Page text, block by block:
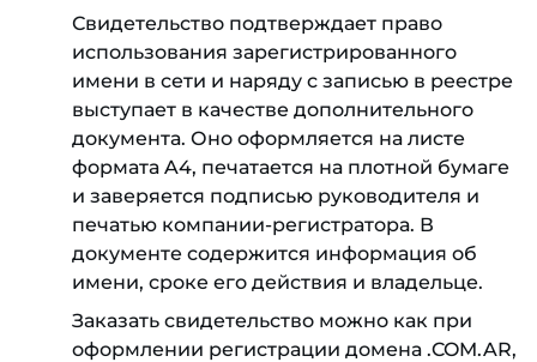
Свидетельство подтверждает право
использования зарегистрированного
имени в сети и наряду с записью в реестре
выступает в качестве дополнительного
документа. Оно оформляется на листе
формата A4, печатается на плотной бумаге
и заверяется подписью руководителя и
печатью компании-регистратора. В
документе содержится информация об
имени, сроке его действия и владельце.
Заказать свидетельство можно как при
оформлении регистрации домена .COM.AR,